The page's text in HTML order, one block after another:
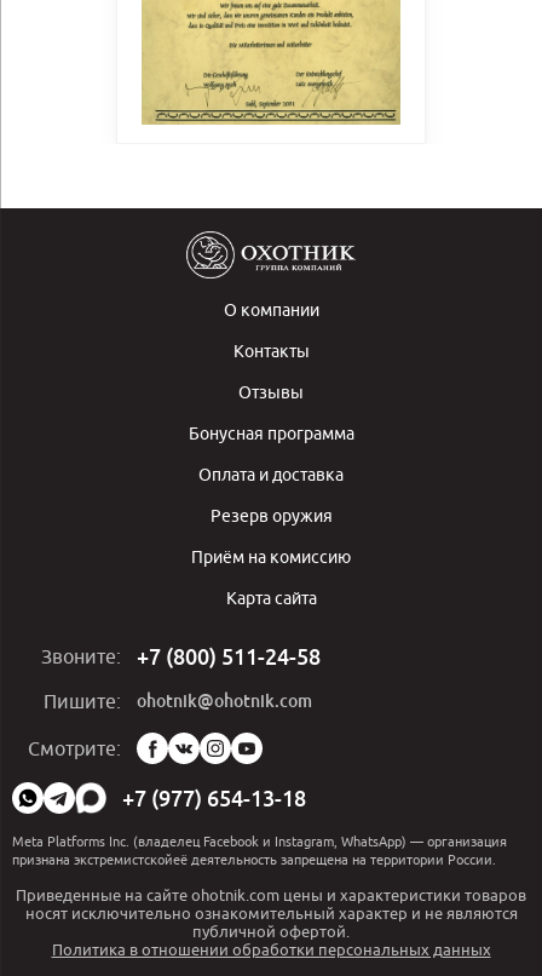
О компании
Контакты
Отзывы
Бонусная программа
Оплата и доставка
Резерв оружия
Приём на комиссию
Карта сайта
Звоните: +7 (800) 511-24-58
Пишите: ohotnik@ohotnik.com
Смотрите:
Мы
в
социальных
сетях:
+7 (977) 654-13-18
Meta Platforms Inc. (владелец Facebook и Instagram, WhatsApp) — организация
признана экстремистскойеё деятельность запрещена на территории России.
Приведенные на сайте ohotnik.com цены и характеристики товаров
носят исключительно ознакомительный характер и не являются
публичной офертой.
Политика в отношении обработки персональных данных